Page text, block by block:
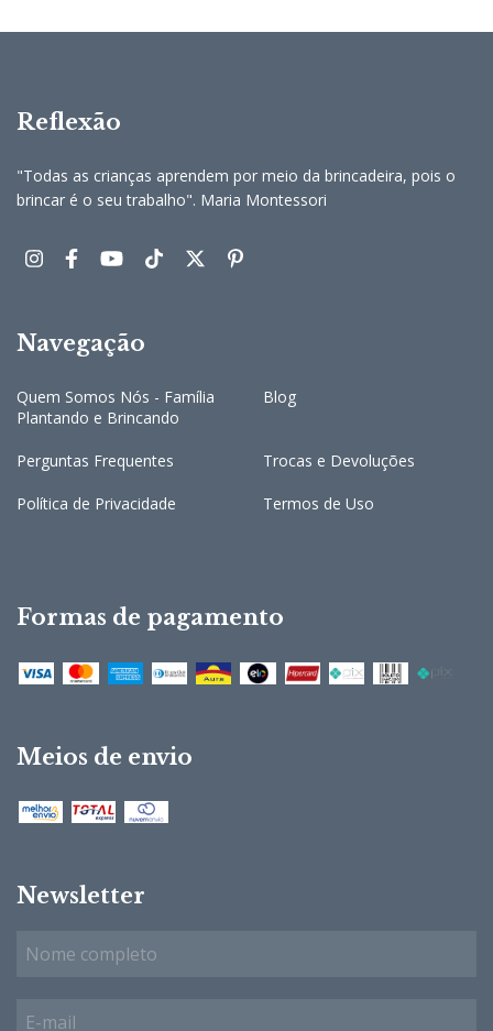
Reflexão
"Todas as crianças aprendem por meio da brincadeira, pois o
brincar é o seu trabalho". Maria Montessori
Navegação
Quem Somos Nós - Família
Plantando e Brincando
Blog
Perguntas Frequentes Trocas e Devoluções
Política de Privacidade Termos de Uso
Formas de pagamento
Meios de envio
Newsletter